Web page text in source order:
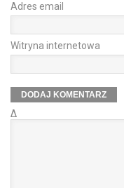
Adres email
Witryna internetowa
Δ